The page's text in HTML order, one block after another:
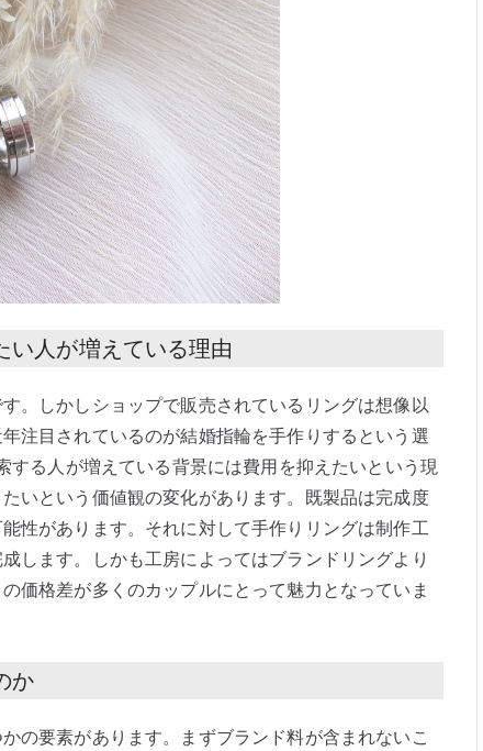
人が増えている理由
。しかしショップで販売されているリングは想像以
注目されているのが結婚指輪を手作りするという選
る人が増えている背景には費用を抑えたいという現
いという価値観の変化があります。既製品は完成度
性があります。それに対して手作りリングは制作工
します。しかも工房によってはブランドリングより
価格差が多くのカップルにとって魅力となっていま
か
の要素があります。まずブランド料が含まれないこ